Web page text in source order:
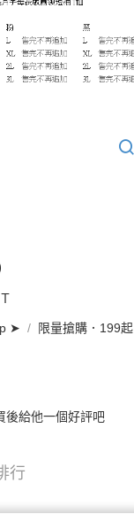
➤ 限量搶購．199起
後給他一個好評吧
行